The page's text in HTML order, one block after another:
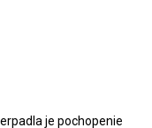
je pochopenie